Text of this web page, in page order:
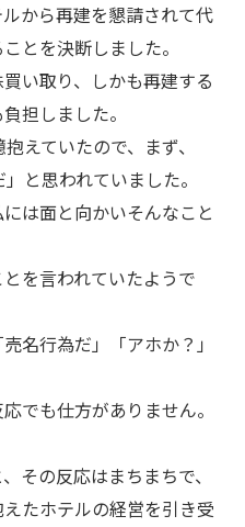
から再建を懇請されて代
とを決断しました。
い取り、しかも再建する
担しました。
えていたので、まず、
と思われていました。
は面と向かいそんなこと
を言われていたようで
名行為だ」「アホか？」
でも仕方がありません。
その反応はまちまちで、
たホテルの経営を引き受